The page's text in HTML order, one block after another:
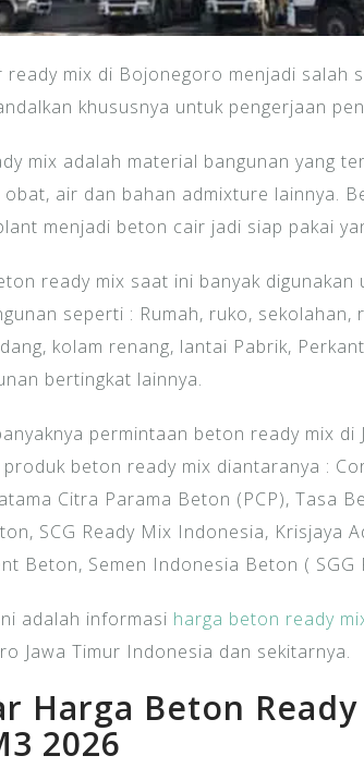
ready mix di Bojonegoro menjadi salah
khususnya untuk pengerjaan
mix adalah material bangunan yang
air dan bahan admixture lainnya.
menjadi beton cair jadi siap pakai
ready mix saat ini banyak
seperti : Rumah, ruko, sekolahan,
kolam renang, lantai Pabrik,
bertingkat lainnya.
permintaan beton ready mix
beton ready mix diantaranya :
Citra Parama Beton (PCP), Tasa
SCG Ready Mix Indonesia, Krisjaya
Beton, Semen Indonesia Beton ( SGG
adalah informasi harga beton ready
Jawa Timur Indonesia dan sekitarnya.
Harga Beton
2026